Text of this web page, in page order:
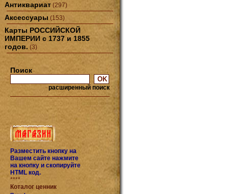
Антиквариат (297)
Аксессуары (153)
Карты РОССИЙСКОЙ
ИМПЕРИИ с 1737 и 1855
годов. (3)
Поиск
расширенный поиск
Разместить кнопку на
Вашем сайте нажмите
на кнопку и скопируйте
HTML код.
****
Коталог ценник